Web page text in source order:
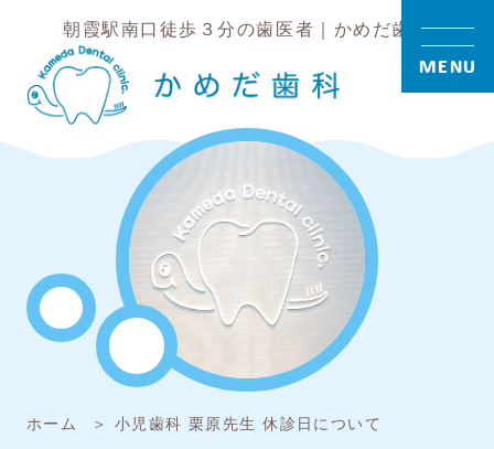
朝霞駅南口徒歩３分の歯医者｜かめだ歯科
ホーム 小児歯科 栗原先生 休診日について
MENU